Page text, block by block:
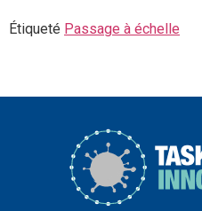
Étiqueté Passage à échelle